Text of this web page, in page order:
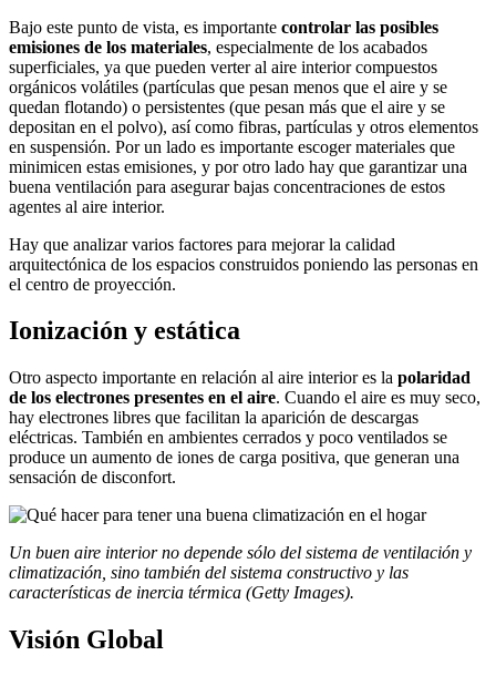
Bajo este punto de vista, es importante controlar las posibles
emisiones de los materiales, especialmente de los acabados
superficiales, ya que pueden verter al aire interior compuestos
orgánicos volátiles (partículas que pesan menos que el aire y se
quedan flotando) o persistentes (que pesan más que el aire y se
depositan en el polvo), así como fibras, partículas y otros elementos
en suspensión. Por un lado es importante escoger materiales que
minimicen estas emisiones, y por otro lado hay que garantizar una
buena ventilación para asegurar bajas concentraciones de estos
agentes al aire interior.
Hay que analizar varios factores para mejorar la calidad
arquitectónica de los espacios construidos poniendo las personas en
el centro de proyección.
Ionización y estática
Otro aspecto importante en relación al aire interior es la polaridad
de los electrones presentes en el aire. Cuando el aire es muy seco,
hay electrones libres que facilitan la aparición de descargas
eléctricas. También en ambientes cerrados y poco ventilados se
produce un aumento de iones de carga positiva, que generan una
sensación de disconfort.
Un buen aire interior no depende sólo del sistema de ventilación y
climatización, sino también del sistema constructivo y las
características de inercia térmica (Getty Images).
Visión Global